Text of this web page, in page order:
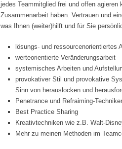
jedes Teammitglied frei und offen
Zusammenarbeit haben. Vertrauen und
was Ihnen (weiter)hilft und für Sie
lösungs- und ressourcenorientiertes
werteorientierte Veränderungsarbeit
systemisches Arbeiten und
provokativer Stil und provokative
Sinn von herauslocken und
Penetrance und Refraiming-
Best Practice Sharing
Kreativtechniken wie z.B. Walt-
Mehr zu meinen Methoden im